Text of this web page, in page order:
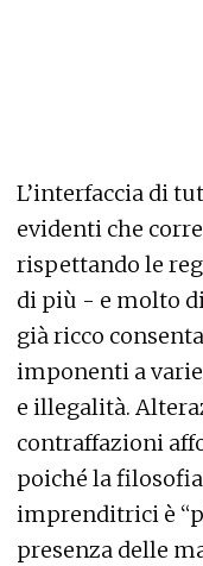
L’interfaccia di
evidenti che
rispettando le
di più - e molto
già ricco
imponenti a
e illegalità.
contraffazioni
poiché la
imprenditrici è
presenza delle